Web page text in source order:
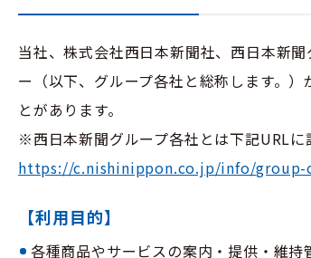
当社、株式会社西日本新聞社、西日本新
ー（以下、グループ各社と総称します。
とがあります。
※西日本新聞グループ各社とは下記URLに
https://c.nishinippon.co.jp/info/group-
【利用目的】
各種商品やサービスの案内・提供・維持